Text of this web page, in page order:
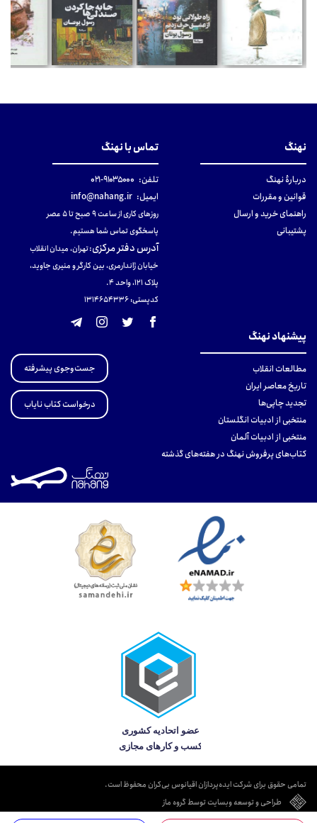
نهنگ
دربارهٔ نهنگ
قوانین و مقررات
راهنمای خرید و ارسال
پشتیبانی
تماس با نهنگ
تلفن: ۹۱۰۳۵۰۰۰-۰۲۱
ایمیل: info@nahang.ir
روزهای کاری از ساعت ۹ صبح تا ۵ عصر
پاسخگوی تماس شما هستیم.
آدرس دفتر مرکزی:تهران، میدان انقلاب
خیابان ژاندارمری، بین کارگر و منیری جاوید،
پلاک 121، واحد ۴.
کدپستی: 131465433۶
پیشنهاد نهنگ
مطالعات انقلاب
تاریخ معاصر ایران
تجدید چاپی‌ها
منتخبی از ادبیات انگلستان
منتخبی از ادبیات آلمان
کتاب‌های پرفروش نهنگ در هفته‌های گذشته
جست‌وجوی پیشرفته
درخواست کتاب نایاب
تمامی حقوق برای شرکت ایده‌پردازان اقیانوس بی‌کران محفوظ است.
طراحی و توسعه وبسایت توسط گروه ماز